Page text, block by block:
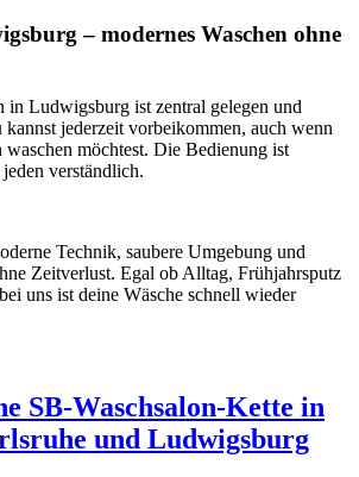
– modernes Waschen ohne
in Ludwigsburg ist zentral gelegen und
jederzeit vorbeikommen, auch wenn
möchtest. Die Bedienung ist
verständlich.
Technik, saubere Umgebung und
Zeitverlust. Egal ob Alltag, Frühjahrsputz
uns ist deine Wäsche schnell wieder
SB-Waschsalon-Kette in
und Ludwigsburg